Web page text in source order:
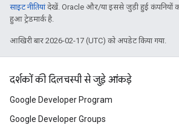
साइट नीतियांदेखें. Oracle और/या इससे जुड़ी हुई कंपनियों
हुआ ट्रेडमार्क है.
आखिरी बार 2026-02-17 (UTC) को अपडेट किया गया.
दर्शकों की दिलचस्पी से जुड़े आंकड़े
Google Developer Program
Google Developer Groups